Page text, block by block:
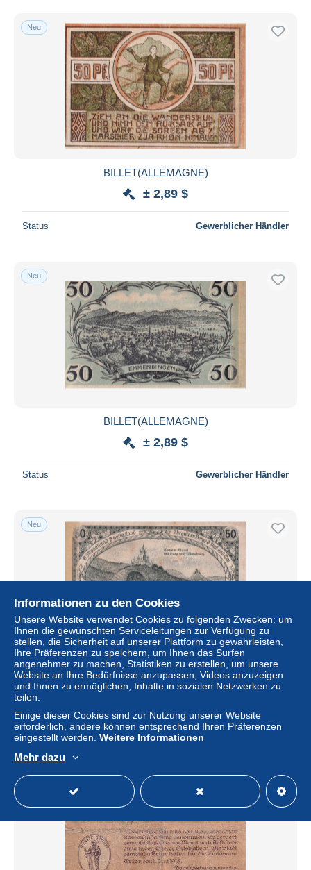
Neu
BILLET(ALLEMAGNE)
± 2,89 $
Status Gewerblicher Händler
Neu
BILLET(ALLEMAGNE)
± 2,89 $
Status Gewerblicher Händler
Neu
BILLET(ALLEMAGNE)
± 2,89 $
Status Gewerblicher Händler
Informationen zu den Cookies
Unsere Website verwendet Cookies zu folgenden Zwecken: um
Ihnen die gewünschten Serviceleitungen zur Verfügung zu
stellen, die Sicherheit auf unserer Plattform zu gewährleisten,
Ihre Präferenzen zu speichern, um Ihnen das Surfen
angenehmer zu machen, Statistiken zu erstellen, um unsere
Website an Ihre Bedürfnisse anzupassen, Videos anzuzeigen
und Ihnen zu ermöglichen, Inhalte in sozialen Netzwerken zu
teilen.
Einige dieser Cookies sind zur Nutzung unserer Website
erforderlich, andere können entsprechend Ihren Präferenzen
eingestellt werden. Weitere Informationen
Mehr dazu